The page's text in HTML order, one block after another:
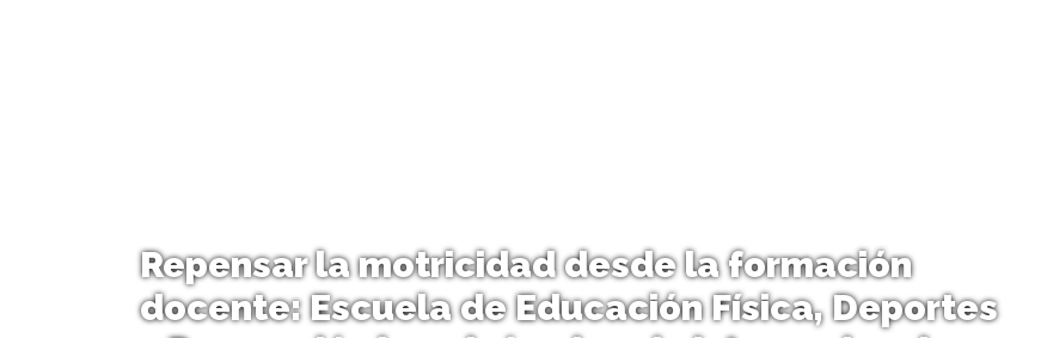
Repensar la motricidad desde la formación
docente: Escuela de Educación Física, Deportes